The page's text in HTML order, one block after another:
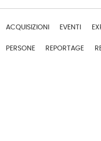
ACQUISIZIONI EVENTI
PERSONE REPORTAGE